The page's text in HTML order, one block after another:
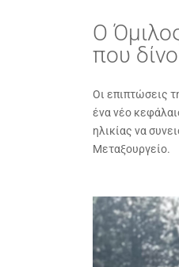
O
που
Οι επιπτώσεις
ένα νέο
ηλικίας να
Μεταξουργείο.